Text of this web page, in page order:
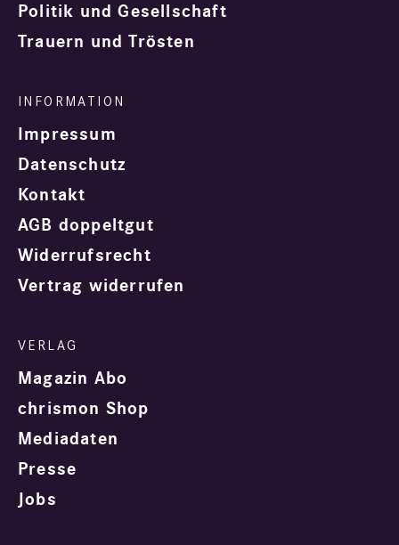
Politik und Gesellschaft
Trauern und Trösten
Impressum
Datenschutz
Kontakt
AGB doppeltgut
Widerrufsrecht
Vertrag widerrufen
Magazin Abo
chrismon Shop
Mediadaten
Presse
Jobs